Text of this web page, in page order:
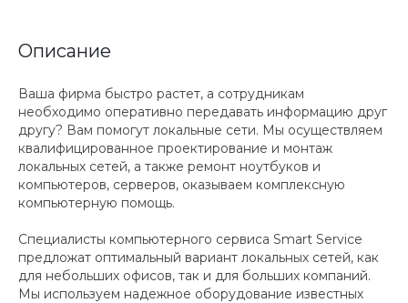
Описание
Ваша фирма быстро растет, а сотрудникам
необходимо оперативно передавать информацию друг
другу? Вам помогут локальные сети. Мы осуществляем
квалифицированное проектирование и монтаж
локальных сетей, а также ремонт ноутбуков и
компьютеров, серверов, оказываем комплексную
компьютерную помощь.
Специалисты компьютерного сервиса Smart Service
предложат оптимальный вариант локальных сетей, как
для небольших офисов, так и для больших компаний.
Мы используем надежное оборудование известных